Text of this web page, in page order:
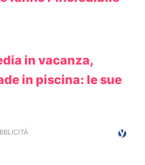
in vacanza,
in piscina: le sue